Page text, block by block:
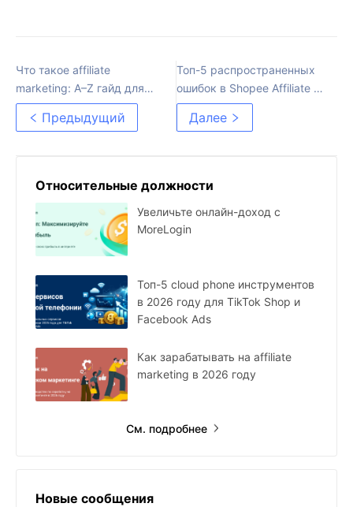
Что такое affiliate
marketing: A–Z гайд для
новичков в 2026 году
Предыдущий
Топ-5 распространенных
ошибок в Shopee Affiliate и
как их исправить
Далее
Относительные должности
Увеличьте онлайн-доход с
MoreLogin
Топ-5 cloud phone инструментов
в 2026 году для TikTok Shop и
Facebook Ads
Как зарабатывать на affiliate
marketing в 2026 году
См. подробнее
Новые сообщения